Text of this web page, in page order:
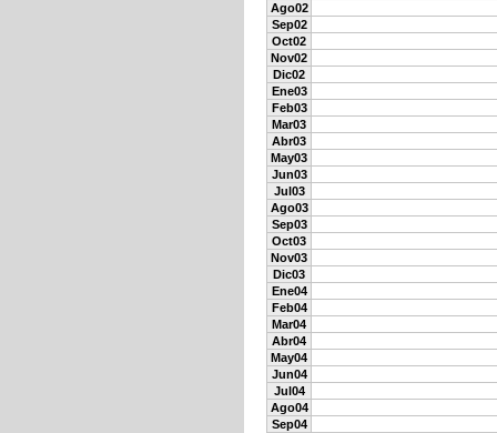
Ago02
Sep02
Oct02
Nov02
Dic02
Ene03
Feb03
Mar03
Abr03
May03
Jun03
Jul03
Ago03
Sep03
Oct03
Nov03
Dic03
Ene04
Feb04
Mar04
Abr04
May04
Jun04
Jul04
Ago04
Sep04